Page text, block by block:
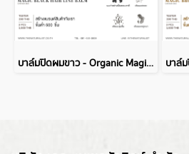
บาล์มปิดผมขาว - Organic Magic Black Hair Line Balm